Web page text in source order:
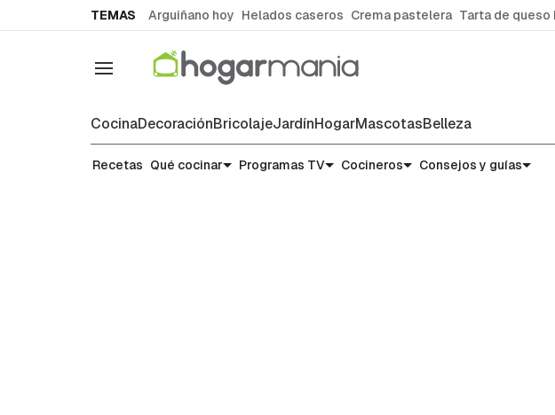
TEMAS Arguiñano hoy Helados caseros Crema pastelera Tarta de queso
Navegación
CocinaDecoraciónBricolajeJardínHogarMascotasBelleza
Noticias y tendencias gastronómicas
Recetas Qué cocinar Programas TV Cocineros Consejos y guías